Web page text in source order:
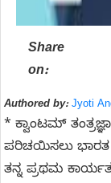
Share
on:
Authored by: Jyoti
* ಕ್ವಾಂಟಮ್
ಪರಿಚಯಿಸಲು ಭಾರತ
ತನ್ನ ಪ್ರಥಮ